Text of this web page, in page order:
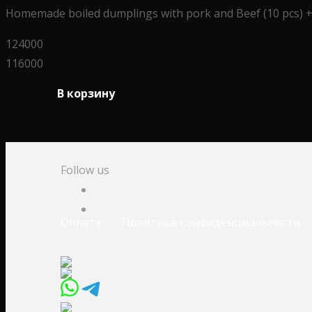
Homemade boiled dumplings with pork and Beef (10 pcs)
124000
116000
В корзину
Follow us